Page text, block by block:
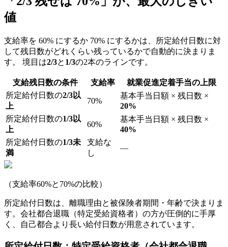
値
支給率を 60% にするか 70% にするかは、所定給付日数に対
して残日数がどれくらい残っているかで自動的に決まりま
す。 境目は2/3と 1/3の2本のラインです。
支給残日数の条件 支給率
就業促進定着手当の上限
所定給付日数の2/3以
上
70%
基本手当日額 × 残日数 ×
20%
所定給付日数の1/3以
上
60%
基本手当日額 × 残日数 ×
40%
所定給付日数の1/3未
満
支給な
し
—
（支給率60%と70%の比較）
所定給付日数は、離職理由と被保険者期間・年齢で決まりま
す。会社都合退職（特定受給資格者）の方が圧倒的に手厚
く、自己都合より長い給付日数が用意されています。